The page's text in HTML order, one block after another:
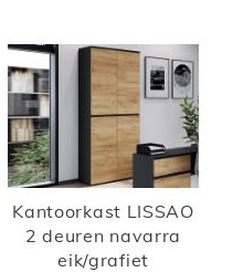
Kantoorkast LISSAO
2 deuren navarra
eik/grafiet